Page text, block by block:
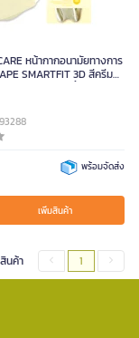
หน้ากากอนามัยทางการ
SMARTFIT 3D สีครีม
พร้อมจัดส่ง
เพิ่มสินค้า
นค้า 1